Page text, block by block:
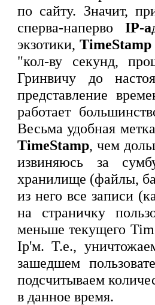
по сайту. Значит,
сперва-наперво IP-
экзотики, TimeStamp
"кол-ву секунд,
Гринвичу до
представление
работает
Весьма удобная
TimeStamp, чем
извиняюсь за
хранилище (файлы,
из него все записи
на страничку
меньше текущего
Ip'м. Т.е.,
зашедшем
подсчитываем
в данное время.